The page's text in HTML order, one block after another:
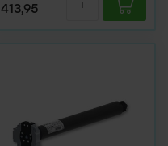
413,95